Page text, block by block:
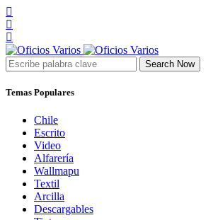
Search Now
Temas Populares
Chile
Escrito
Video
Alfarería
Wallmapu
Textil
Arcilla
Descargables